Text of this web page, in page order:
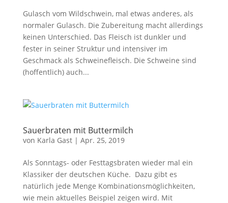
Gulasch vom Wildschwein, mal etwas anderes, als
normaler Gulasch. Die Zubereitung macht allerdings
keinen Unterschied. Das Fleisch ist dunkler und
fester in seiner Struktur und intensiver im
Geschmack als Schweinefleisch. Die Schweine sind
(hoffentlich) auch...
Sauerbraten mit Buttermilch
von Karla Gast| Apr. 25, 2019
Als Sonntags- oder Festtagsbraten wieder mal ein
Klassiker der deutschen Küche. Dazu gibt es
natürlich jede Menge Kombinationsmöglichkeiten,
wie mein aktuelles Beispiel zeigen wird. Mit